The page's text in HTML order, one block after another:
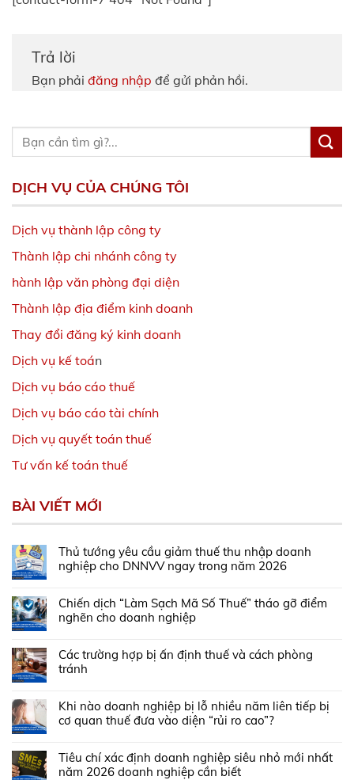
Trả lời
Bạn phải đăng nhập để gửi phản hồi.
DỊCH VỤ CỦA CHÚNG TÔI
Dịch vụ thành lập công ty
Thành lập chi nhánh công ty
hành lập văn phòng đại diện
Thành lập địa điểm kinh doanh
Thay đổi đăng ký kinh doanh
Dịch vụ kế toán
Dịch vụ báo cáo thuế
Dịch vụ báo cáo tài chính
Dịch vụ quyết toán thuế
Tư vấn kế toán thuế
BÀI VIẾT MỚI
Thủ tướng yêu cầu giảm thuế thu nhập doanh
nghiệp cho DNNVV ngay trong năm 2026
Chiến dịch “Làm Sạch Mã Số Thuế” tháo gỡ điểm
nghẽn cho doanh nghiệp
Các trường hợp bị ấn định thuế và cách phòng
tránh
Khi nào doanh nghiệp bị lỗ nhiều năm liên tiếp bị
cơ quan thuế đưa vào diện “rủi ro cao”?
Tiêu chí xác định doanh nghiệp siêu nhỏ mới nhất
năm 2026 doanh nghiệp cần biết